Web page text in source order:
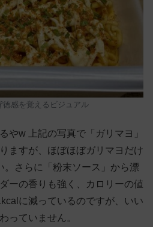
徳感を覚えるビジュアル
やw 上記の写真で「ガリマヨ」
ますが、ほぼほぼガリマヨだけ
。さらに「粉末ソース」から漂
ーの香りも強く、カロリーの値
に減っているのですが、いい
っていません。